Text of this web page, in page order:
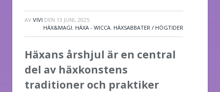
AV VIVI DEN 13 JUNI, 2025
HÄX&MAGI, HÄXA - WICCA, HÄXSABBATER / HÖGTIDER
Häxans årshjul är en central
del av häxkonstens
traditioner och praktiker